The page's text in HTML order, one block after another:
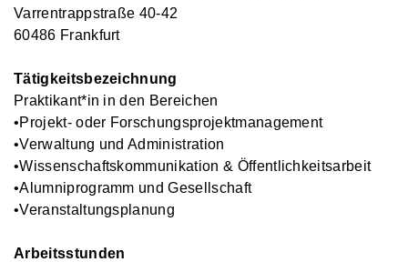
Varrentrappstraße 40-42
60486 Frankfurt
Tätigkeitsbezeichnung
Praktikant*in in den Bereichen
•Projekt- oder Forschungsprojektmanagement
•Verwaltung und Administration
•Wissenschaftskommunikation & Öffentlichkeitsarbeit
•Alumniprogramm und Gesellschaft
•Veranstaltungsplanung